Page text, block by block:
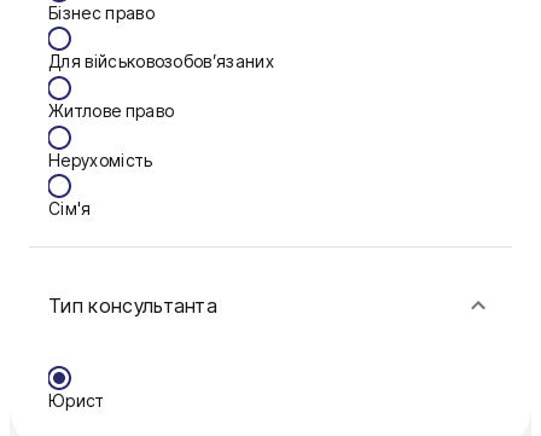
Дніпро
Запоріжжя
Калуш
Кам'янське
Ковель
Краматорськ
Кривий Ріг
Бізнес право
Для військовозобов’язаних
Житлове право
Нерухомість
Сім'я
Тип консультанта
Юрист